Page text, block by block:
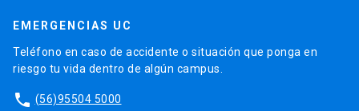
EMERGENCIAS UC
Teléfono en caso de accidente o situación que ponga en
riesgo tu vida dentro de algún campus.
phone (56)95504 5000